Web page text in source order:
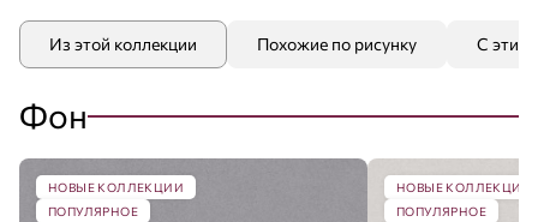
Из этой коллекции Похожие по рисунку С этим
Фон
НОВЫЕ КОЛЛЕКЦИИ
ПОПУЛЯРНОЕ
НОВЫЕ КОЛЛЕКЦИИ
ПОПУЛЯРНОЕ